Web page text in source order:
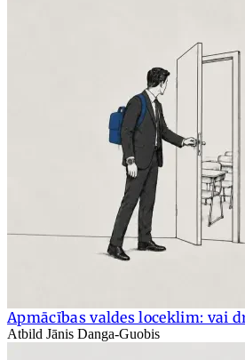
Apmācības valdes loceklim: vai
Atbild Jānis Danga-Guobis